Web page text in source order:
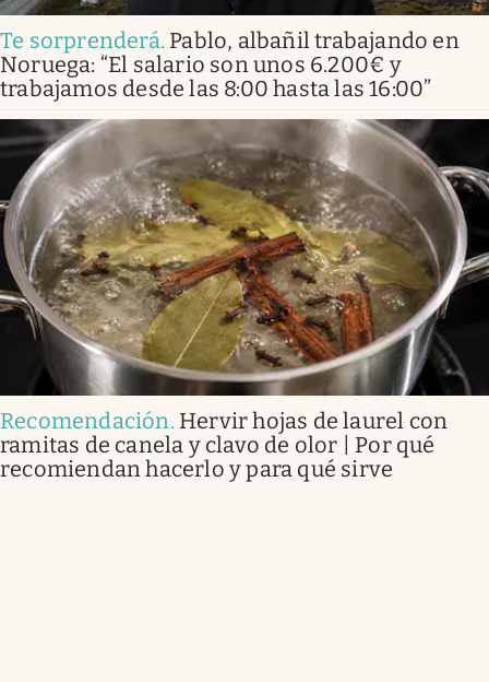
Te sorprenderá. Pablo, albañil trabajando en
Noruega: “El salario son unos 6.200€ y
trabajamos desde las 8:00 hasta las 16:00”
Recomendación. Hervir hojas de laurel con
ramitas de canela y clavo de olor | Por qué
recomiendan hacerlo y para qué sirve